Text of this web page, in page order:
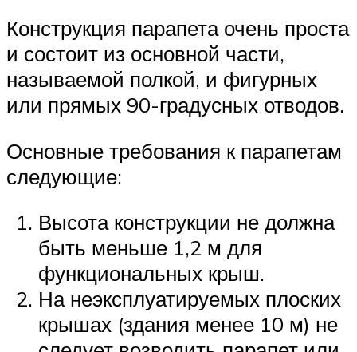
Конструкция парапета очень проста
и состоит из основной части,
называемой полкой, и фигурных
или прямых 90-градусных отводов.
Основные требования к парапетам
следующие:
Высота конструкции не должна
быть меньше 1,2 м для
функциональных крыш.
На неэксплуатируемых плоских
крышах (здания менее 10 м) не